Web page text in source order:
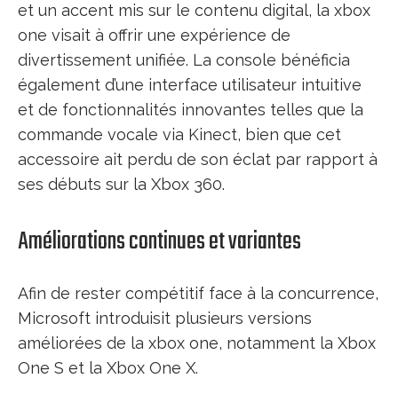
et un accent mis sur le contenu digital, la xbox
one visait à offrir une expérience de
divertissement unifiée. La console bénéficia
également d’une interface utilisateur intuitive
et de fonctionnalités innovantes telles que la
commande vocale via Kinect, bien que cet
accessoire ait perdu de son éclat par rapport à
ses débuts sur la Xbox 360.
Améliorations continues et variantes
Afin de rester compétitif face à la concurrence,
Microsoft introduisit plusieurs versions
améliorées de la xbox one, notamment la Xbox
One S et la Xbox One X.